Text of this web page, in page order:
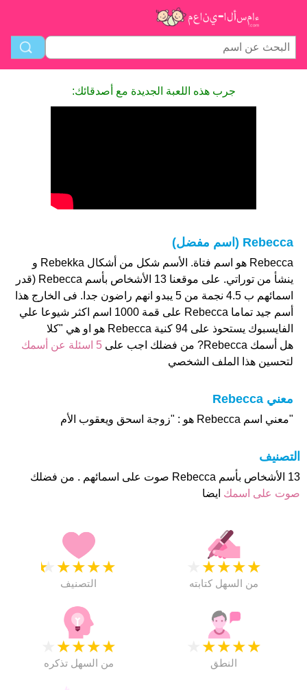
جرب هذه اللعبة الجديدة مع أصدقائك:
Rebecca (اسم مفضل)
Rebecca هو اسم فتاة. الأسم شكل من أشكال Rebekka و
ينشأ من توراتي. على موقعنا 13 الأشخاص بأسم Rebecca (قدر
اسمائهم ب 4.5 نجمة من 5 يبدو انهم راضون جدا. فى الخارج هذا
أسم جيد تماما Rebecca على قمة 1000 اسم اكثر شيوعا علي
الفايسبوك يستحوذ على 94 كنية Rebecca هو او هي "كلا
هل أسمك Rebecca? من فضلك اجب على
5 اسئلة عن أسمك
لتحسين هذا الملف الشخصي
معني Rebecca
"معني اسم Rebecca هو : "زوجة اسحق ويعقوب الأم
التصنيف
13 الأشخاص بأسم Rebecca صوت على اسمائهم . من فضلك
صوت على اسمك ايضا
★
★
★
★
★
التصنيف
★
★
★
★
من السهل كتابته
★
★
★
★
من السهل تذكره
★
★
★
★
النطق